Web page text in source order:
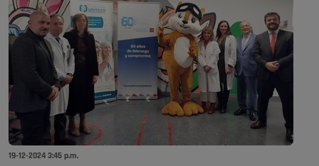
19-12-2024 3:45 p.m.